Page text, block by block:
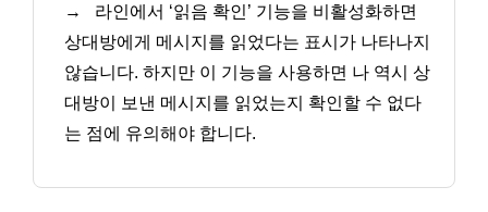
→
라인에서 ‘읽음 확인’ 기능을 비활성화하면
상대방에게 메시지를 읽었다는 표시가 나타나지
않습니다. 하지만 이 기능을 사용하면 나 역시 상
대방이 보낸 메시지를 읽었는지 확인할 수 없다
는 점에 유의해야 합니다.